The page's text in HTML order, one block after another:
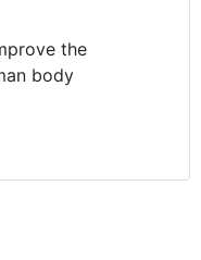
the
body